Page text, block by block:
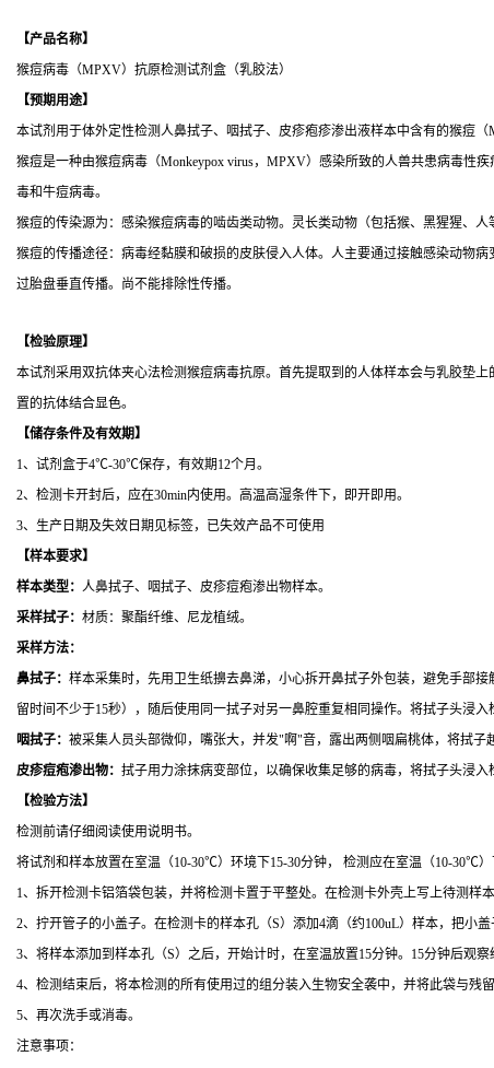
【产品名称】
猴痘病毒（MPXV）抗原检测试剂盒（乳胶法）
【预期用途】
本试剂用于体外定性检测人鼻拭子、咽拭子、皮疹疱疹渗出液样本中含有的猴痘（
猴痘是一种由猴痘病毒（Monkeypox virus，MPXV）感染所致的人兽共患病毒性
毒和牛痘病毒。
猴痘的传染源为：感染猴痘病毒的啮齿类动物。灵长类动物（包括猴、黑猩猩、人
猴痘的传播途径：病毒经黏膜和破损的皮肤侵入人体。人主要通过接触感染动物
过胎盘垂直传播。尚不能排除性传播。
【检验原理】
本试剂采用双抗体夹心法检测猴痘病毒抗原。首先提取到的人体样本会与乳胶垫上
置的抗体结合显色。
【储存条件及有效期】
1、试剂盒于4℃-30℃保存，有效期12个月。
2、检测卡开封后，应在30min内使用。高温高湿条件下，即开即用。
3、生产日期及失效日期见标签，已失效产品不可使用
【样本要求】
样本类型： 人鼻拭子、咽拭子、皮疹痘疱渗出物样本。
采样拭子： 材质：聚酯纤维、尼龙植绒。
采样方法：
鼻拭子： 样本采集时，先用卫生纸擤去鼻涕，小心拆开鼻拭子外包装，避免手部
留时间不少于15秒），随后使用同一拭子对另一鼻腔重复相同操作。将拭子头浸入
咽拭子： 被采集人员头部微仰，嘴张大，并发"啊"音，露出两侧咽扁桃体，将拭
皮疹痘疱渗出物： 拭子用力涂抹病变部位，以确保收集足够的病毒，将拭子头浸入
【检验方法】
检测前请仔细阅读使用说明书。
将试剂和样本放置在室温（10-30℃）环境下15-30分钟， 检测应在室温（10-30℃
1、拆开检测卡铝箔袋包装，并将检测卡置于平整处。在检测卡外壳上写上待测样本
2、拧开管子的小盖子。在检测卡的样本孔（S）添加4滴（约100uL）样本，把小盖
3、将样本添加到样本孔（S）之后，开始计时，在室温放置15分钟。15分钟后观察
4、检测结束后，将本检测的所有使用过的组分装入生物安全袭中，并将此袋与残
5、再次洗手或消毒。
注意事项：